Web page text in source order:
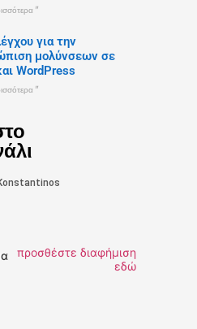
"
για την
μολύνσεων σε
WordPress
"
προσθέστε διαφήμιση
εδώ